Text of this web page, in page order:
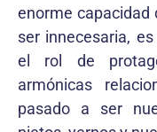
enorme capacidad
ser innecesaria,
el rol de
armónicas
pasado a ser